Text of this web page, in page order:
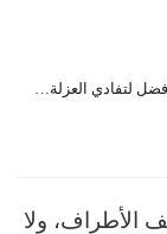
لتفادي العزلة…
الأطراف، ولا